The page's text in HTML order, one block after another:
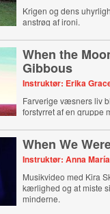
Krigen og dens
anstrøg af ironi.
When the
Gibbous
Instruktør: Erika
Farverige væsners liv
forstyrret af en gruppe
When We
Instruktør: Anna
Musikvideo med Kira
kærlighed og at miste
minderne.